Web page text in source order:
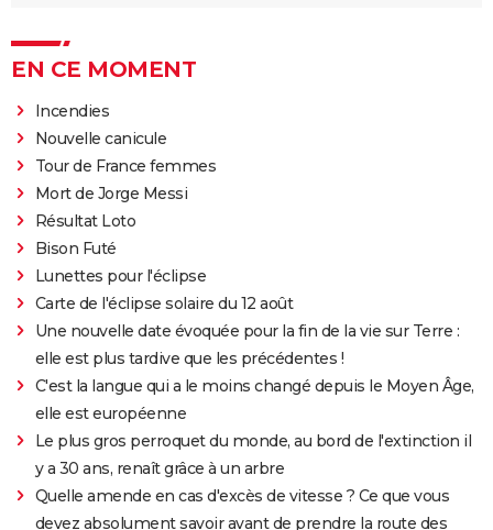
EN CE MOMENT
Incendies
Nouvelle canicule
Tour de France femmes
Mort de Jorge Messi
Résultat Loto
Bison Futé
Lunettes pour l'éclipse
Carte de l'éclipse solaire du 12 août
Une nouvelle date évoquée pour la fin de la vie sur Terre :
elle est plus tardive que les précédentes !
C'est la langue qui a le moins changé depuis le Moyen Âge,
elle est européenne
Le plus gros perroquet du monde, au bord de l'extinction il
y a 30 ans, renaît grâce à un arbre
Quelle amende en cas d'excès de vitesse ? Ce que vous
devez absolument savoir avant de prendre la route des